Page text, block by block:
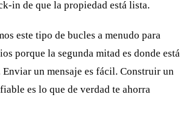
in de que la propiedad está lista.
este tipo de bucles a menudo para
porque la segunda mitad es donde está
un mensaje es fácil. Construir un
es lo que de verdad te ahorra